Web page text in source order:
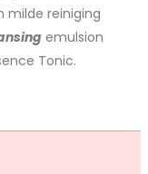
milde reiniging
emulsion
Tonic.